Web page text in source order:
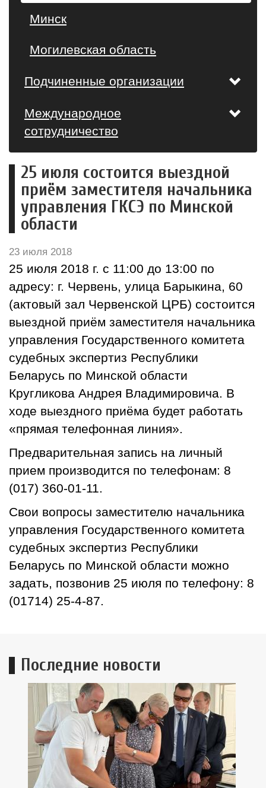
Минск
Могилевская область
Подчиненные организации
Международное
сотрудничество
25 июля состоится выездной
приём заместителя начальника
управления ГКСЭ по Минской
области
23 июля 2018
25 июля 2018 г. с 11:00 до 13:00 по
адресу: г. Червень, улица Барыкина, 60
(актовый зал Червенской ЦРБ) состоится
выездной приём заместителя начальника
управления Государственного комитета
судебных экспертиз Республики
Беларусь по Минской области
Кругликова Андрея Владимировича. В
ходе выездного приёма будет работать
«прямая телефонная линия».
Предварительная запись на личный
прием производится по телефонам: 8
(017) 360-01-11.
Свои вопросы заместителю начальника
управления Государственного комитета
судебных экспертиз Республики
Беларусь по Минской области можно
задать, позвонив 25 июля по телефону: 8
(01714) 25-4-87.
Последние новости